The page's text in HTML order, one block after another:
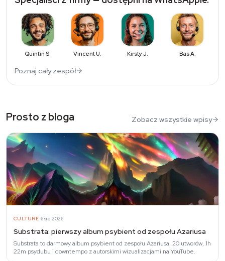
Quintin S. Vincent U. Kirsty J. Bas A.
Poznaj cały zespół
Prosto z bloga Zobacz wszystkie wpisy
CULTURE·6 sie 2026
Substrata: pierwszy album psybient od zespołu Azariusa
Substrata to darmowy album psybient od zespołu Azariusa: 20 utworów, 1h
22m psydubu i downtempo z autorskimi wizualizacjami na YouTube.